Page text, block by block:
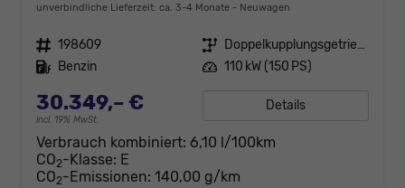
unverbindliche Lieferzeit: ca. 3-4 Monate Neuwagen
Fahrzeugnr. 198609 Getriebe
Doppelkupplungsgetriebe (DSG)
Kraftstoff Benzin Leistung 110 kW (150 PS)
30.349,– €
incl. 19% MwSt.
Details
Verbrauch kombiniert: 6,10 l/100km
CO2-Klasse: E
CO2-Emissionen: 140,00 g/km